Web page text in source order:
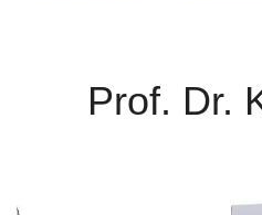
المراكز والوحداتProf. Dr.